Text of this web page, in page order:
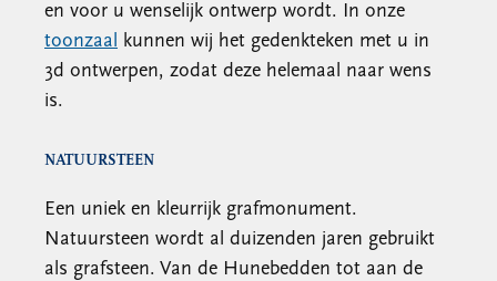
en voor u wenselijk ontwerp wordt. In onze
toonzaal kunnen wij het gedenkteken met u in
3d ontwerpen, zodat deze helemaal naar wens
is.
NATUURSTEEN
Een uniek en kleurrijk grafmonument.
Natuursteen wordt al duizenden jaren gebruikt
als grafsteen. Van de Hunebedden tot aan de